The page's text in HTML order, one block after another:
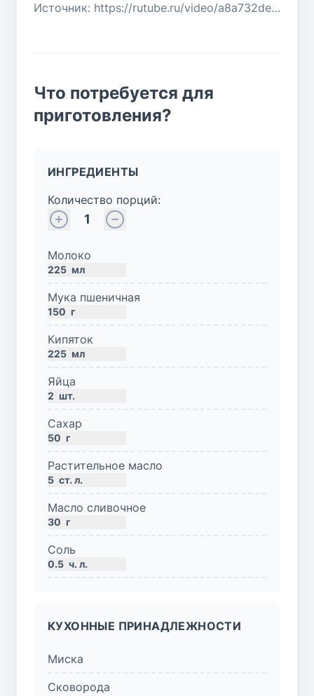
Источник: https://rutube.ru/video/a8a732de7b44d3a7a9a5e0ea65d2465f/
Что потребуется для
приготовления?
ИНГРЕДИЕНТЫ
Количество порций:
1
Молоко
225 мл
Мука пшеничная
150 г
Кипяток
225 мл
Яйца
2 шт.
Сахар
50 г
Растительное масло
5 ст. л.
Масло сливочное
30 г
Соль
0.5 ч. л.
КУХОННЫЕ ПРИНАДЛЕЖНОСТИ
Миска
Сковорода